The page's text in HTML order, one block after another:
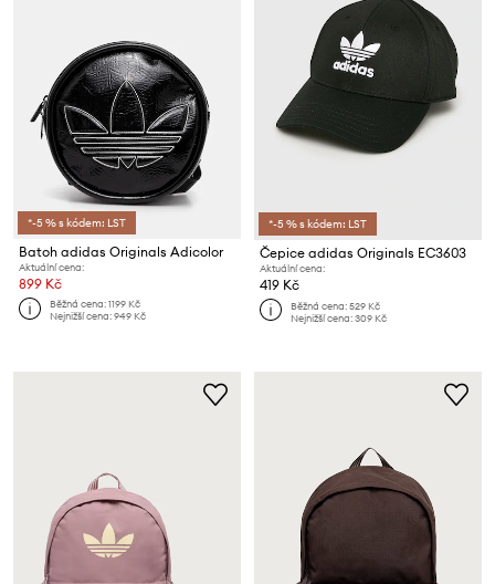
*-5 % s kódem: LST
Batoh adidas Originals Adicolor
Aktuální cena:
899 Kč
Běžná cena:1199 Kč
Nejnižší cena:949 Kč
*-5 % s kódem: LST
Čepice adidas Originals EC3603
Aktuální cena:
419 Kč
Běžná cena:529 Kč
Nejnižší cena:309 Kč